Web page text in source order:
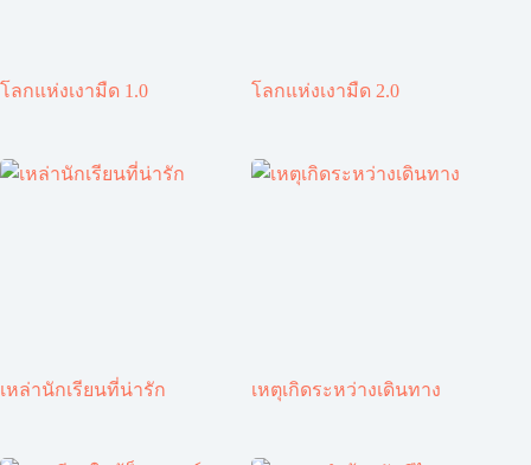
โลกแห่งเงามืด 1.0 โลกแห่งเงามืด 2.0
เหล่านักเรียนที่น่ารัก เหตุเกิดระหว่างเดินทาง